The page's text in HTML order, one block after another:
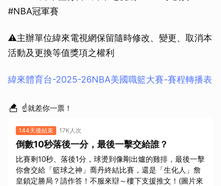
#NBA冠軍賽
⚠️主辦單位緯來電視網保留隨時修改、變更、取消本
活動及更換等值獎項之權利
緯來體育台-2025-26NBA美國職籃大賽-賽程轉播表
☝就差你一票！
144天後結束 17K人次
倒數10秒落後一分，最後一擊交給誰？
比賽剩10秒、落後1分，球燙到像剛出爐的雞排，最後一擊
你會交給「籃球之神」喬丹終結比賽，還是「生化人」詹
皇鎖定勝局？請作答！不服來辯～樓下支援推文！(圖片來